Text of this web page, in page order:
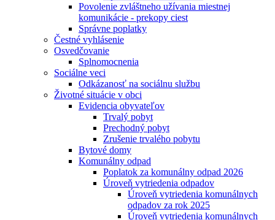
Povolenie zvláštneho užívania miestnej
komunikácie - prekopy ciest
Správne poplatky
Čestné vyhlásenie
Osvedčovanie
Splnomocnenia
Sociálne veci
Odkázanosť na sociálnu službu
Životné situácie v obci
Evidencia obyvateľov
Trvalý pobyt
Prechodný pobyt
Zrušenie trvalého pobytu
Bytové domy
Komunálny odpad
Poplatok za komunálny odpad 2026
Úroveň vytriedenia odpadov
Úroveň vytriedenia komunálnych
odpadov za rok 2025
Úroveň vytriedenia komunálnych